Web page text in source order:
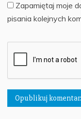
Zapamiętaj moje
pisania kolejnych